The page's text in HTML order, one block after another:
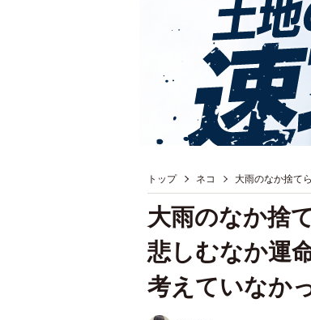
トップ ネコ 大雨のなか捨て
大雨のなか捨
悲しむなか運
考えていなか